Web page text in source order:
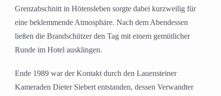
Grenzabschnitt in Hötensleben sorgte dabei kurzweilig für
eine beklemmende Atmosphäre. Nach dem Abendessen
ließen die Brandschützer den Tag mit einem gemütlicher
Runde im Hotel ausklingen.
Ende 1989 war der Kontakt durch den Lauensteiner
Kameraden Dieter Siebert entstanden, dessen Verwandter